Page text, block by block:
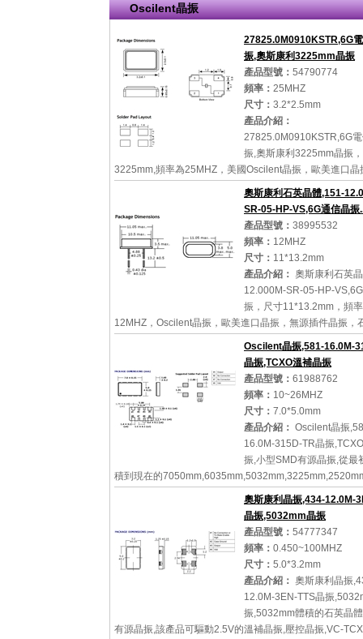
Oscilent晶振
27825.0M0910KSTR,6G
振,奧斯康利3225mm晶振
產品型號： 54790774
頻率： 25MHZ
尺寸： 3.2*2.5mm
產品介紹：
27825.0M0910KSTR,6G
振,奧斯康利3225mm晶振
3225mm,頻率為25MHZ，美國Oscilent晶振，歐美進口晶
3225mm石英晶振，石英晶體，石英貼片晶振，水晶振動
詳細參數
奧斯康利石英晶體,151-
SR-05-HP-VS,6G通信晶振
產品型號： 38995532
頻率： 12MHZ
尺寸： 11*13.2mm
產品介紹： 奧斯康利石英
12.000M-SR-05-HP-
振，尺寸11*13.2mm，頻率
12MHZ，Oscilent晶振，歐美進口晶振，無源插件晶振，
體，石英晶體諧振器，無源晶體，石英插件晶振，大尺寸
詳細參數 查看大圖
Oscilent晶振,581-16.0M-
晶振,TCXO溫補晶振
產品型號： 61988762
頻率： 10~26MHZ
尺寸： 7.0*5.0mm
產品介紹： Oscilent晶振
16.0M-315D-TR晶振
振,小型SMD有源晶振,從最
積到現在的
著翻天覆地的改變,體積的變小也使產品帶來了更高的穩定
詳細參數 查看大圖
奧斯康利晶振,434-12.0M-
晶振,5032mm晶振
產品型號： 54777347
頻率： 0.450~100MHZ
尺寸： 5.0*3.2mm
產品介紹： 奧斯康利晶振
12.0M-3EN-TTS晶振
振,5032mm體積的石英晶
有源晶振,該產品可驅動2.5V的溫補晶振,壓控晶振,VC-